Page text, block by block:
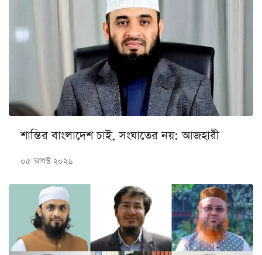
শান্তির বাংলাদেশ চাই, সংঘাতের নয়: আজহারী
০৫ আগস্ট ২০২৬